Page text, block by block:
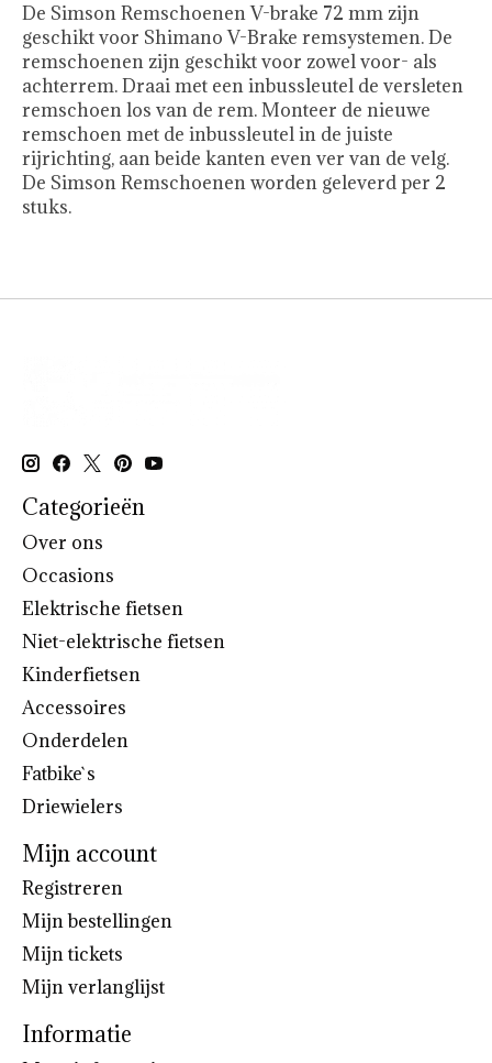
De Simson Remschoenen V-brake 72 mm zijn
geschikt voor Shimano V-Brake remsystemen. De
remschoenen zijn geschikt voor zowel voor- als
achterrem. Draai met een inbussleutel de versleten
remschoen los van de rem. Monteer de nieuwe
remschoen met de inbussleutel in de juiste
rijrichting, aan beide kanten even ver van de velg.
De Simson Remschoenen worden geleverd per 2
stuks.
Categorieën
Over ons
Occasions
Elektrische fietsen
Niet-elektrische fietsen
Kinderfietsen
Accessoires
Onderdelen
Fatbike`s
Driewielers
Mijn account
Registreren
Mijn bestellingen
Mijn tickets
Mijn verlanglijst
Informatie